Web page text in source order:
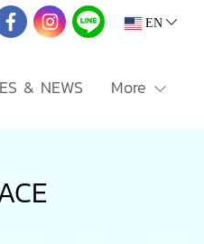
EN
& NEWS More